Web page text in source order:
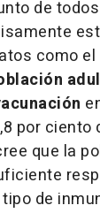
de
como el
por ciento
que la
de